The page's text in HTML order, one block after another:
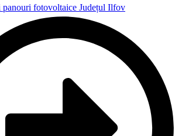
panouri fotovoltaice Județul Ilfov